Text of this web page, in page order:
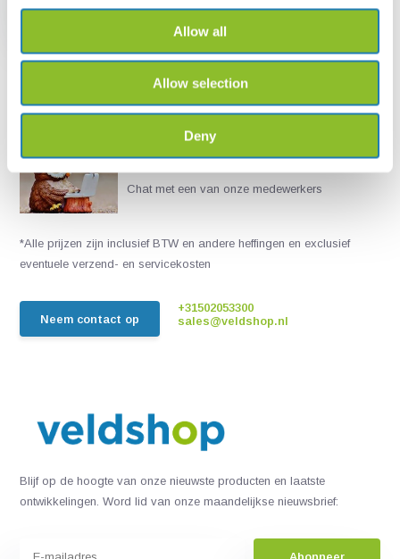
Allow all
Allow selection
Deny
of the World
Chat met een van onze medewerkers
*Alle prijzen zijn inclusief BTW en andere heffingen en exclusief
eventuele verzend- en servicekosten
Neem contact op
+31502053300
sales@veldshop.nl
Blijf op de hoogte van onze nieuwste producten en laatste
ontwikkelingen. Word lid van onze maandelijkse nieuwsbrief: